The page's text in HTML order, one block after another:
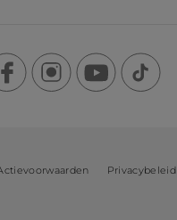
Privacybeleid